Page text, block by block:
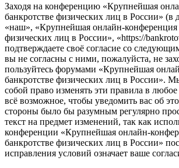
Заходя на конференцию «Крупнейшая
банкротстве физических лиц в России»
«наш», «Крупнейшая онлайн-конференция
физических лиц в России», «https://
подтверждаете своё согласие со
вы не согласны с ними, пожалуйста, не
пользуйтесь форумами «Крупнейшая
банкротстве физических лиц в России».
собой право изменять эти правила в
всё возможное, чтобы уведомить вас об
стороны было бы разумным регулярно
текст на предмет изменений, так как
конференции «Крупнейшая онлайн-
банкротстве физических лиц в России»
исправления условий означает ваше